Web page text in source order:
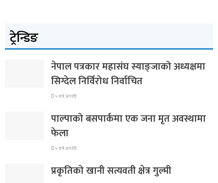
ट्रेन्डिङ
नेपाल पत्रकार महासंघ स्याङ्जाको अध्यक्षमा
सिग्देल निर्विरोध निर्वाचित
५ वर्ष अगाडि
पाल्पाको बसपार्कमा एक जना मृत अवस्थामा
फेला
५ वर्ष अगाडि
प्रकृतिको खानी सत्यवती क्षेत्र गुल्मी